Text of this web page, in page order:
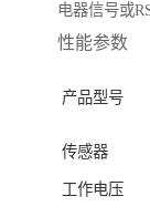
电器信号或
性能参数
产品型号
传感器
工作电压